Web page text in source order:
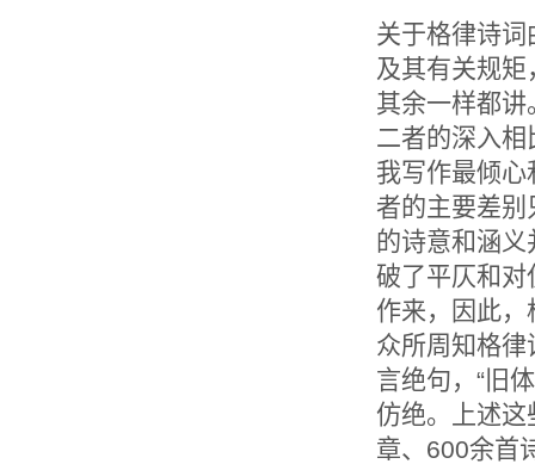
关于格律诗词
及其有关规
其余一样都讲
二者的深入相
我写作最倾心
者的主要差
的诗意和涵义
破了平仄和对
作来，
因此
众所周知格律
言绝句，“旧
仿绝。上述这
章、600余首